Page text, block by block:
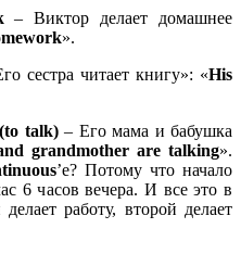
– Виктор делает домашнее
».
сестра читает книгу»: «His
talk)– Его мама и бабушка
grandmother are talking».
’е? Потому что начало
6 часов вечера. И все это в
работу, второй делает